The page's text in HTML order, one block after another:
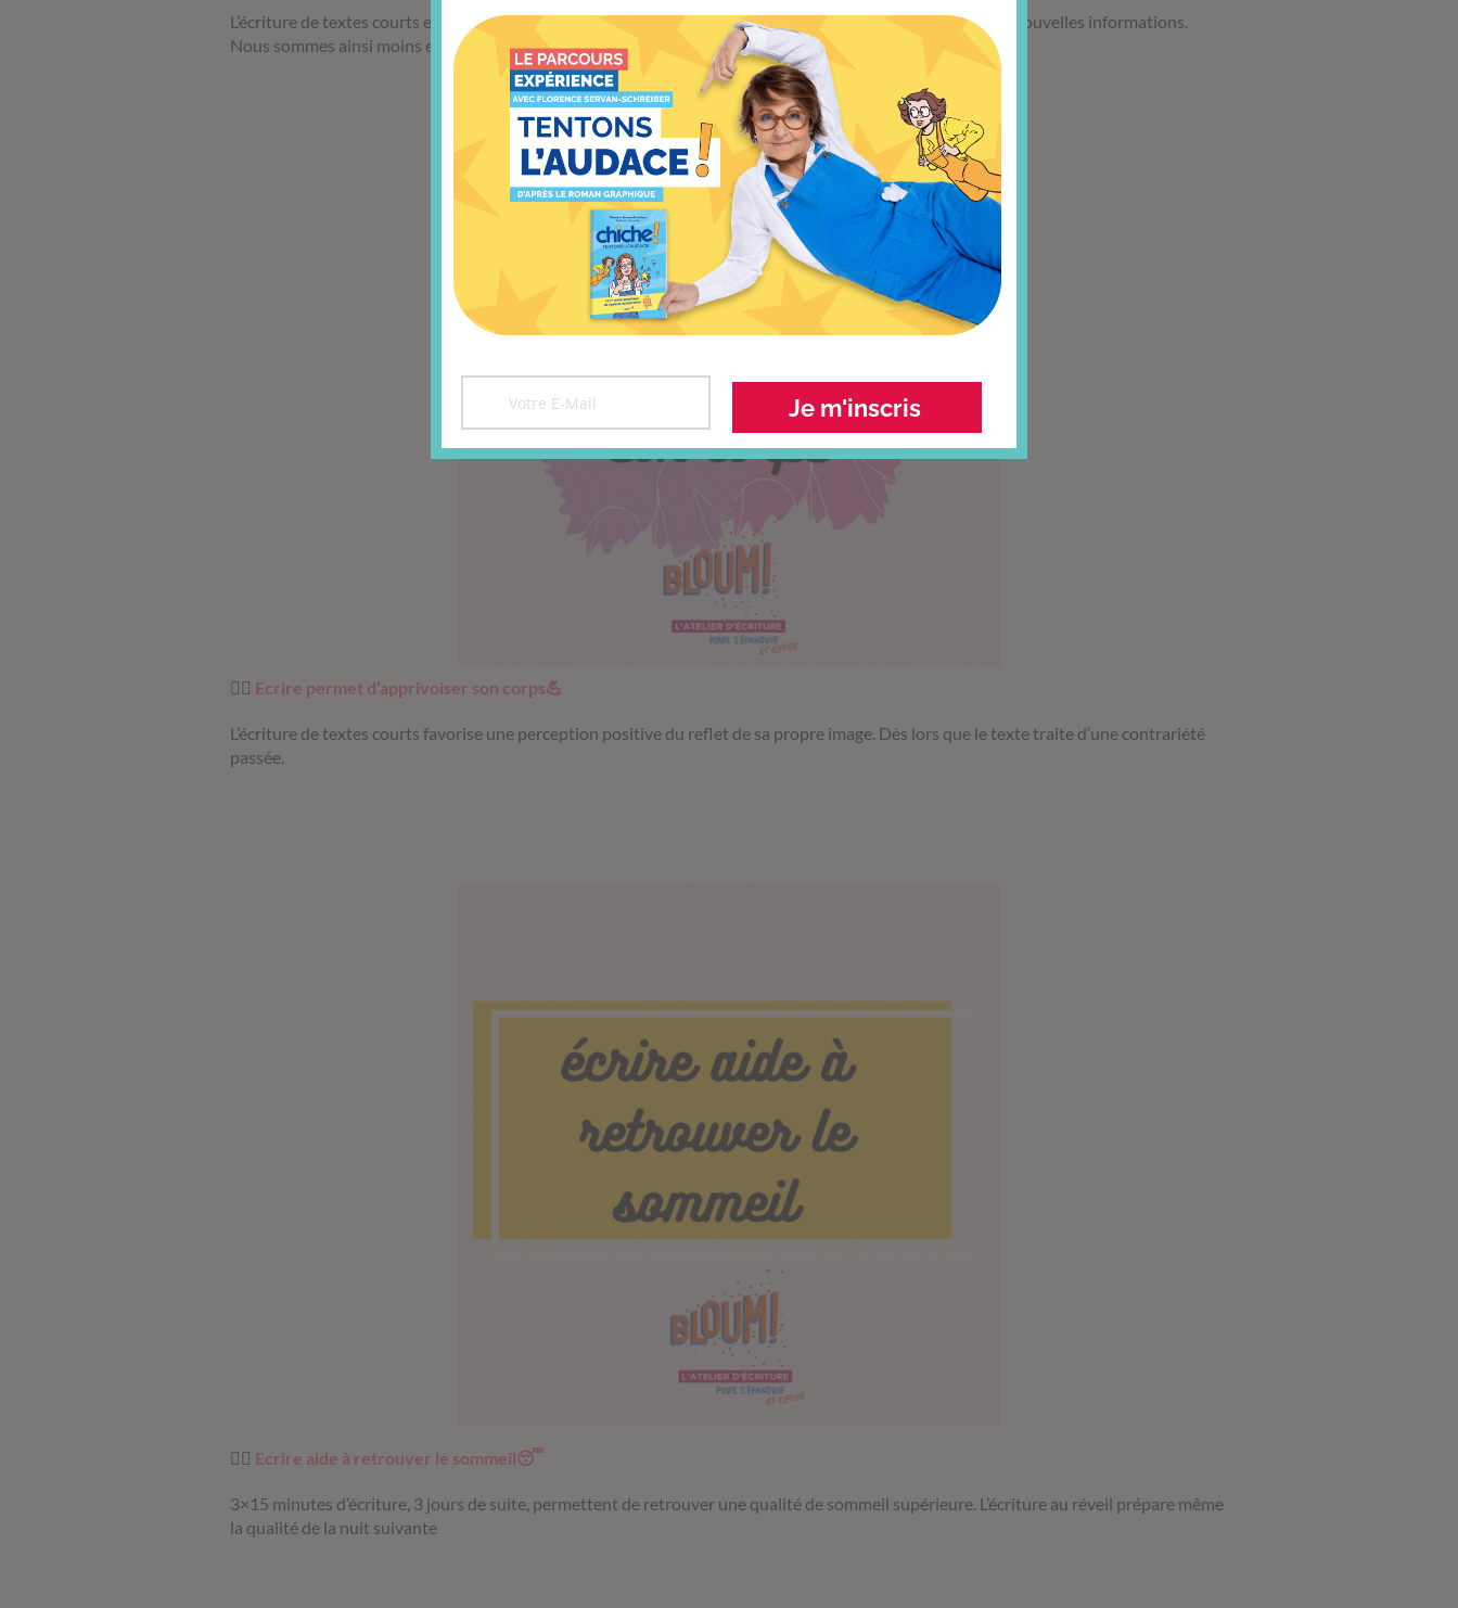
L’écriture de textes courts et ciblés libère de la bande passante pour permettre à la mémoire d’imprimer de nouvelles informations.
Nous sommes ainsi moins encombrés par le passé et mieux préparés pour le présent et l’avenir.
✍🏼 Ecrire permet d’apprivoiser son corps💪
L’écriture de textes courts favorise une perception positive du reflet de sa propre image. Dès lors que le texte traite d’une contrariété
passée.
✍🏼 Ecrire aide à retrouver le sommeil😴
3×15 minutes d’écriture, 3 jours de suite, permettent de retrouver une qualité de sommeil supérieure. L’écriture au réveil prépare même
la qualité de la nuit suivante
Je m'inscris